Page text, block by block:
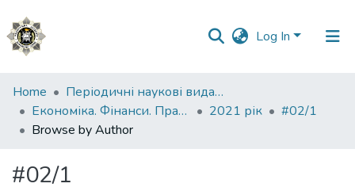
Log In
Communities
&
Collections
Home
Періодичні наукові видання НАВС
Економіка. Фінанси. Право.
2021 рік
#02/1
Browse by Author
#02/1